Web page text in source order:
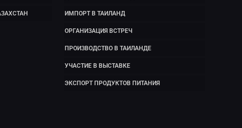
ИМПОРТ В ТАИЛАНД
ОРГАНИЗАЦИЯ ВСТРЕЧ
ПРОИЗВОДСТВО В ТАИЛАНДЕ
УЧАСТИЕ В ВЫСТАВКЕ
ЭКСПОРТ ПРОДУКТОВ ПИТАНИЯ